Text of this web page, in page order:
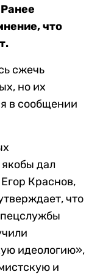
что
сжечь
но их
в сообщении
дал
Краснов,
что
идеологию»,
и